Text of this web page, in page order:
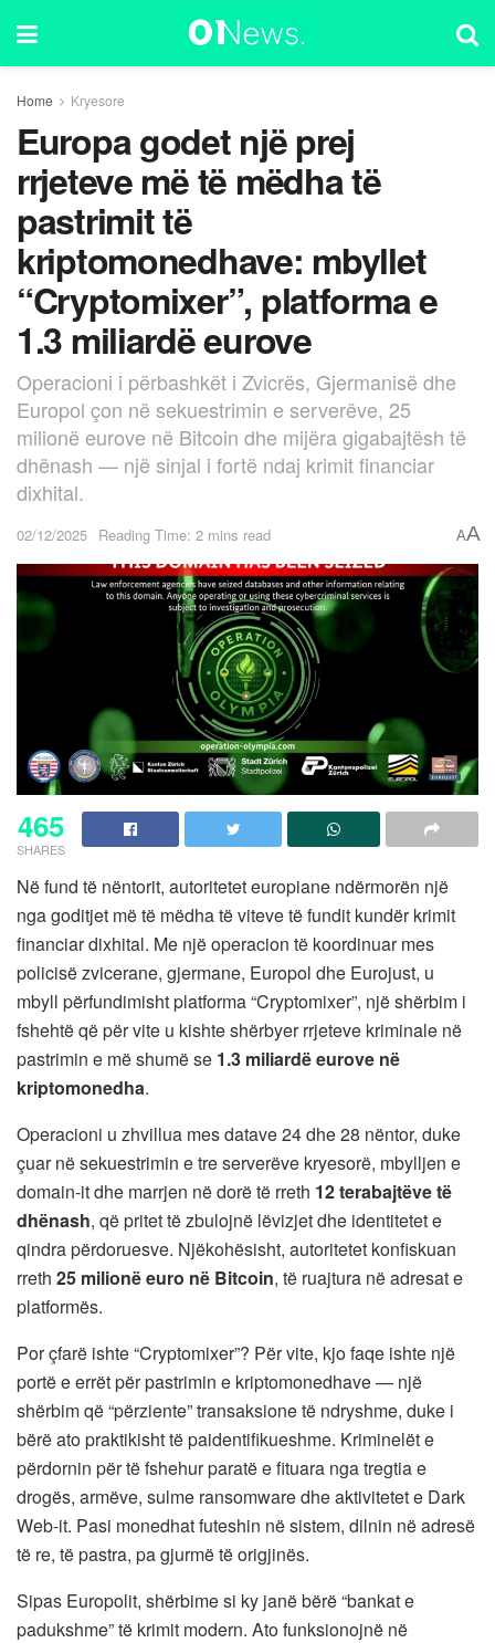
Home Kryesore
Europa godet një prej
rrjeteve më të mëdha të
pastrimit të
kriptomonedhave: mbyllet
“Cryptomixer”, platforma e
1.3 miliardë eurove
Operacioni i përbashkët i Zvicrës, Gjermanisë dhe
Europol çon në sekuestrimin e serverëve, 25
milionë eurove në Bitcoin dhe mijëra gigabajtësh të
dhënash — një sinjal i fortë ndaj krimit financiar
dixhital.
02/12/2025 Reading Time: 2 mins read AA
465
SHARES
Në fund të nëntorit, autoritetet europiane ndërmorën një
nga goditjet më të mëdha të viteve të fundit kundër krimit
financiar dixhital. Me një operacion të koordinuar mes
policisë zvicerane, gjermane, Europol dhe Eurojust, u
mbyll përfundimisht platforma “Cryptomixer”, një shërbim i
fshehtë që për vite u kishte shërbyer rrjeteve kriminale në
pastrimin e më shumë se 1.3 miliardë eurove në
kriptomonedha.
Operacioni u zhvillua mes datave 24 dhe 28 nëntor, duke
çuar në sekuestrimin e tre serverëve kryesorë, mbylljen e
domain-it dhe marrjen në dorë të rreth 12 terabajtëve të
dhënash, që pritet të zbulojnë lëvizjet dhe identitetet e
qindra përdoruesve. Njëkohësisht, autoritetet konfiskuan
rreth 25 milionë euro në Bitcoin, të ruajtura në adresat e
platformës.
Por çfarë ishte “Cryptomixer”? Për vite, kjo faqe ishte një
portë e errët për pastrimin e kriptomonedhave — një
shërbim që “përziente” transaksione të ndryshme, duke i
bërë ato praktikisht të paidentifikueshme. Kriminelët e
përdornin për të fshehur paratë e fituara nga tregtia e
drogës, armëve, sulme ransomware dhe aktivitetet e Dark
Web-it. Pasi monedhat futeshin në sistem, dilnin në adresë
të re, të pastra, pa gjurmë të origjinës.
Sipas Europolit, shërbime si ky janë bërë “bankat e
padukshme” të krimit modern. Ato funksionojnë në